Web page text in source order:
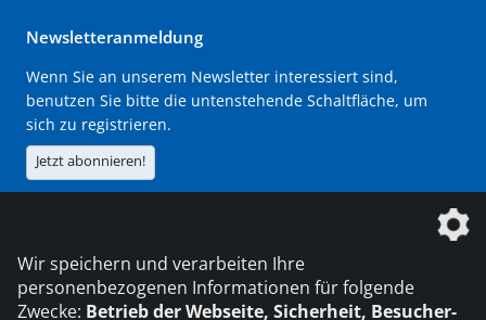
Newsletteranmeldung
Wenn Sie an unserem Newsletter interessiert sind,
benutzen Sie bitte die untenstehende Schaltfläche, um
sich zu registrieren.
Jetzt abonnieren!
Die DVS Media GmbH ist ein Unternehmen der
Wir speichern und verarbeiten Ihre
personenbezogenen Informationen für folgende
Zwecke: Betrieb der Webseite, Sicherheit, Besucher-